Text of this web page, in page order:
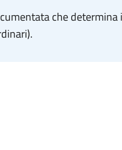
che determina